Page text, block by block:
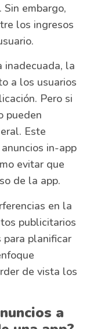
embargo,
los ingresos
inadecuada, la
a los usuarios
Pero si
pueden
Este
in-app
evitar que
de la app.
en la
publicitarios
para planificar
de vista los
a